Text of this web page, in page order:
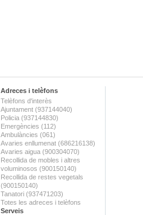
Adreces i telèfons
Telèfons d'interès
Ajuntament (937144040)
Policia (937144830)
Emergències (112)
Ambulàncies (061)
Avaries enllumenat (686216138)
Avaries aigua (900304070)
Recollida de mobles i altres
voluminosos (900150140)
Recollida de restes vegetals
(900150140)
Tanatori (937471203)
Totes les adreces i telèfons
Serveis